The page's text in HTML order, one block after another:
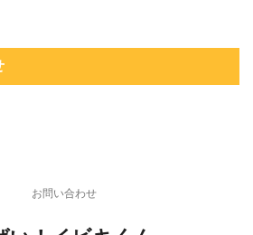
お問い合わせ